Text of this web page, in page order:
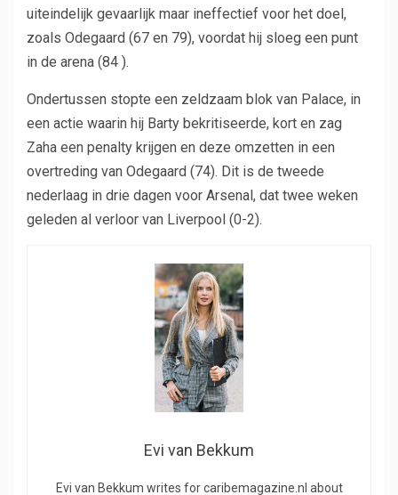
uiteindelijk gevaarlijk maar ineffectief voor het doel,
zoals Odegaard (67 en 79), voordat hij sloeg een punt
in de arena (84 ).
Ondertussen stopte een zeldzaam blok van Palace, in
een actie waarin hij Barty bekritiseerde, kort en zag
Zaha een penalty krijgen en deze omzetten in een
overtreding van Odegaard (74). Dit is de tweede
nederlaag in drie dagen voor Arsenal, dat twee weken
geleden al verloor van Liverpool (0-2).
Evi van Bekkum
Evi van Bekkum writes for caribemagazine.nl about